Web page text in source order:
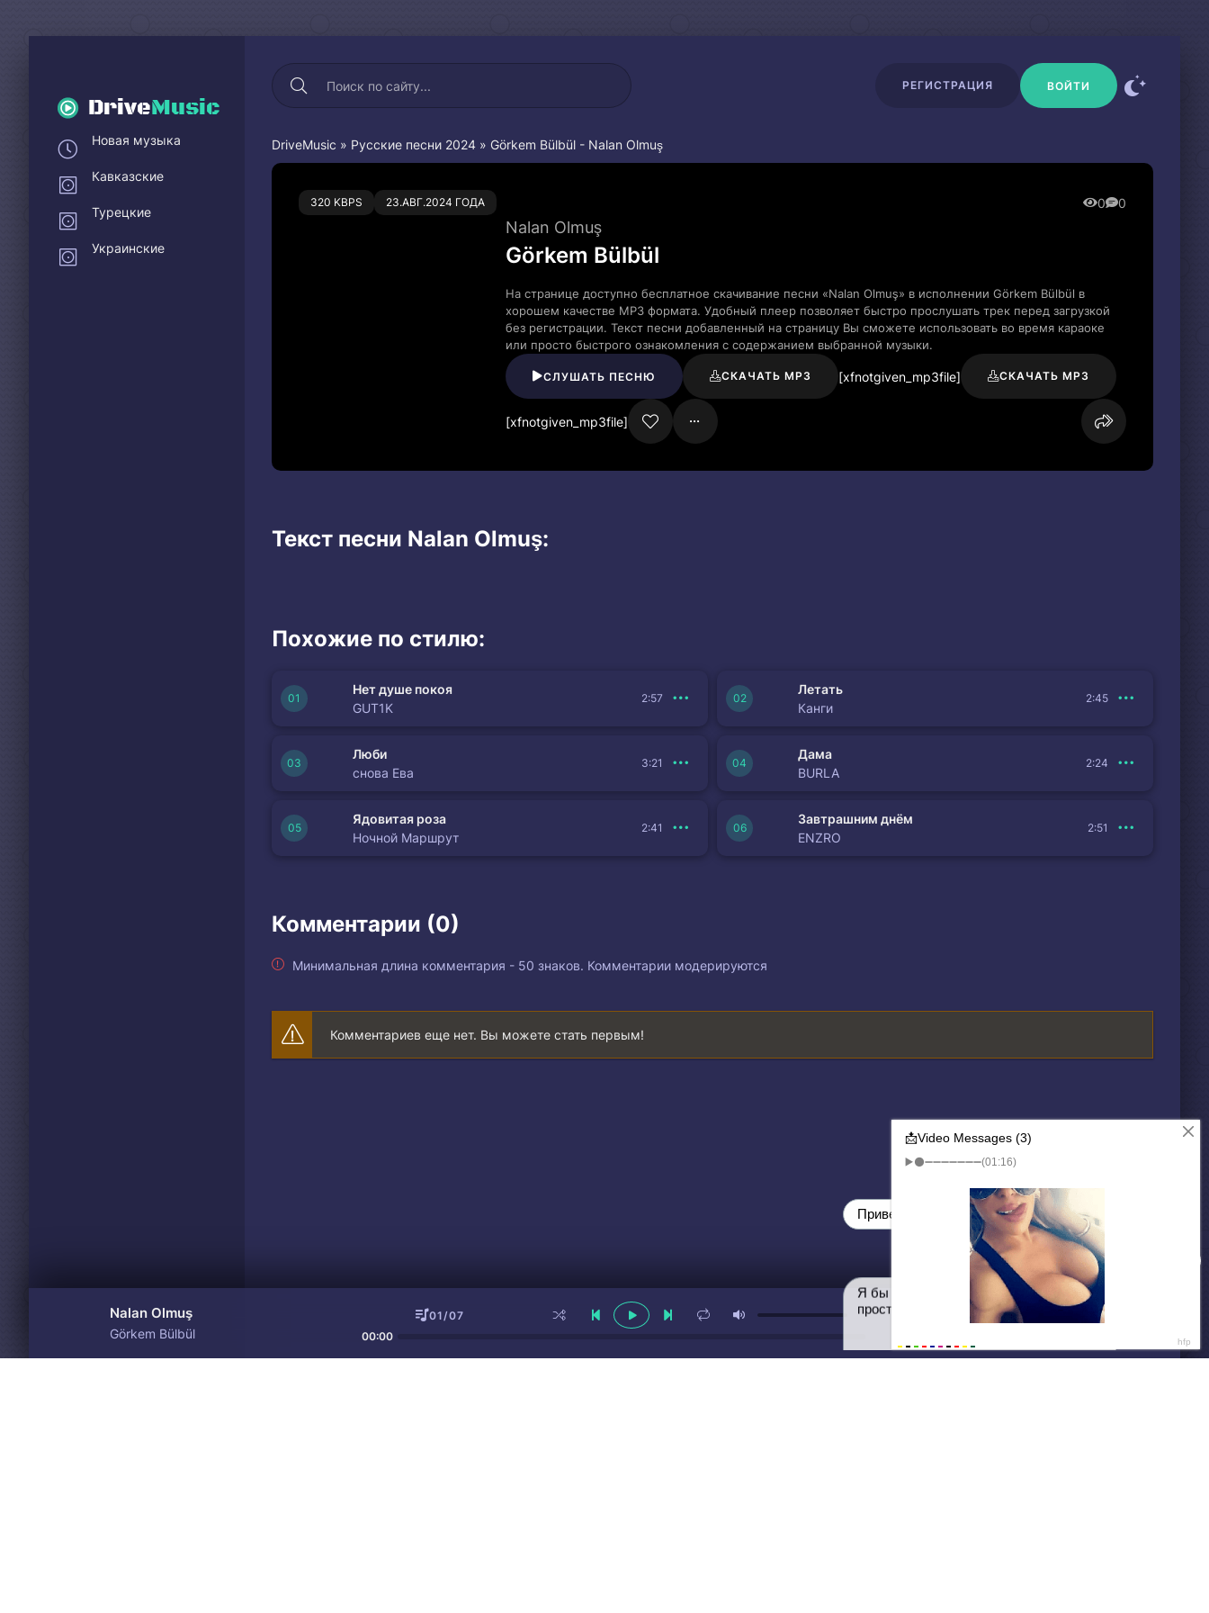
DriveMusic
РЕГИСТРАЦИЯ ВОЙТИ
DriveMusic » Русские песни 2024 » Görkem Bülbül - Nalan Olmuş
320 KBPS 23.АВГ.2024 ГОДА 0 0
0 0
Nalan Olmuş
Görkem Bülbül
На странице доступно бесплатное скачивание песни «Nalan Olmuş» в исполнении Görkem Bülbül в
хорошем качестве MP3 формата. Удобный плеер позволяет быстро прослушать трек перед загрузкой
без регистрации. Текст песни добавленный на страницу Вы сможете использовать во время караоке
или просто быстрого ознакомления с содержанием выбранной музыки.
СЛУШАТЬ ПЕСНЮ СКАЧАТЬ MP3 [xfnotgiven_mp3file] СКАЧАТЬ MP3
[xfnotgiven_mp3file]
Текст песни Nalan Olmuş:
Похожие по стилю:
Нет душе покоя
GUT1K
2:57
Летать
Канги
2:45
Люби
снова Ева
3:21
Дама
BURLA
2:24
Ядовитая роза
Ночной Маршрут
2:41
Завтрашним днём
ENZRO
2:51
Комментарии (0)
Минимальная длина комментария - 50 знаков. Комментарии модерируются
Комментариев еще нет. Вы можете стать первым!
Новая музыка
Кавказские
Турецкие
Украинские
Nalan Olmuş
Görkem Bülbül
01/07
00:00
ДАЛЕЕ
Привет💞